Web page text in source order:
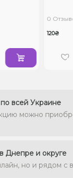
0
120₴
всей Украине
можно
Днепре и округе
но и рядом с